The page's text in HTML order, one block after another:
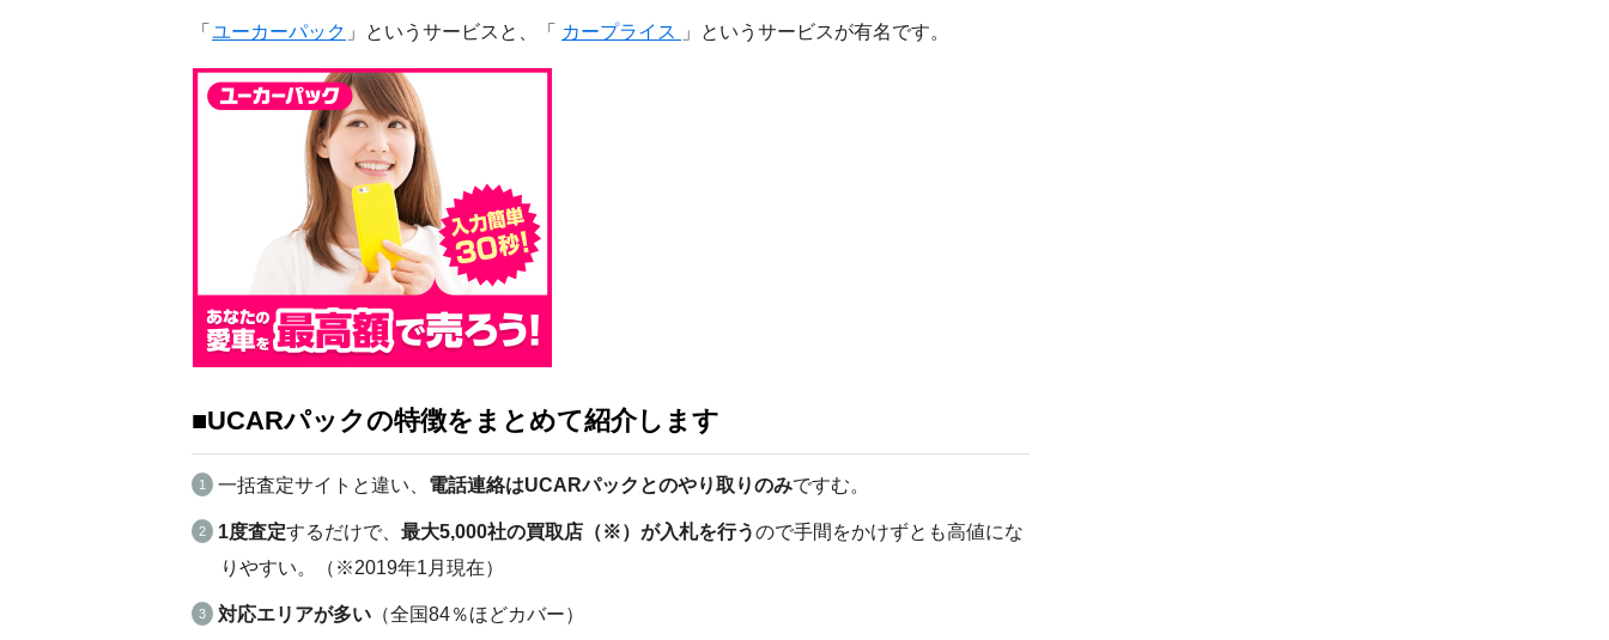
「 ユーカーパック 」というサービスと、「 カープライス 」というサービスが有名です。
■UCARパックの特徴をまとめて紹介します
一括査定サイトと違い、 電話連絡はUCARパックとのやり取りのみですむ。
1度査定するだけで、 最大5,000社の買取店（※）が入札を行うので手間をかけずとも高値にな
りやすい。（※2019年1月現在）
対応エリアが多い （全国84％ほどカバー）